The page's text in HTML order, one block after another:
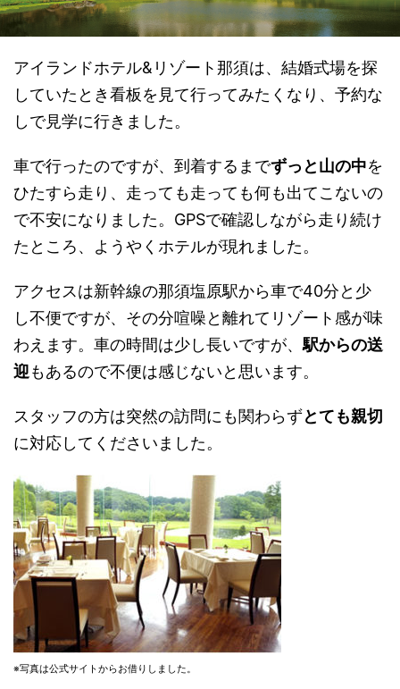
アイランドホテル&リゾート那須は、結婚式場を探
していたとき看板を見て行ってみたくなり、予約な
しで見学に行きました。
車で行ったのですが、到着するまでずっと山の中を
ひたすら走り、走っても走っても何も出てこないの
で不安になりました。GPSで確認しながら走り続け
たところ、ようやくホテルが現れました。
アクセスは新幹線の那須塩原駅から車で40分と少
し不便ですが、その分喧噪と離れてリゾート感が味
わえます。車の時間は少し長いですが、駅からの送
迎もあるので不便は感じないと思います。
スタッフの方は突然の訪問にも関わらずとても親切
に対応してくださいました。
※写真は公式サイトからお借りしました。